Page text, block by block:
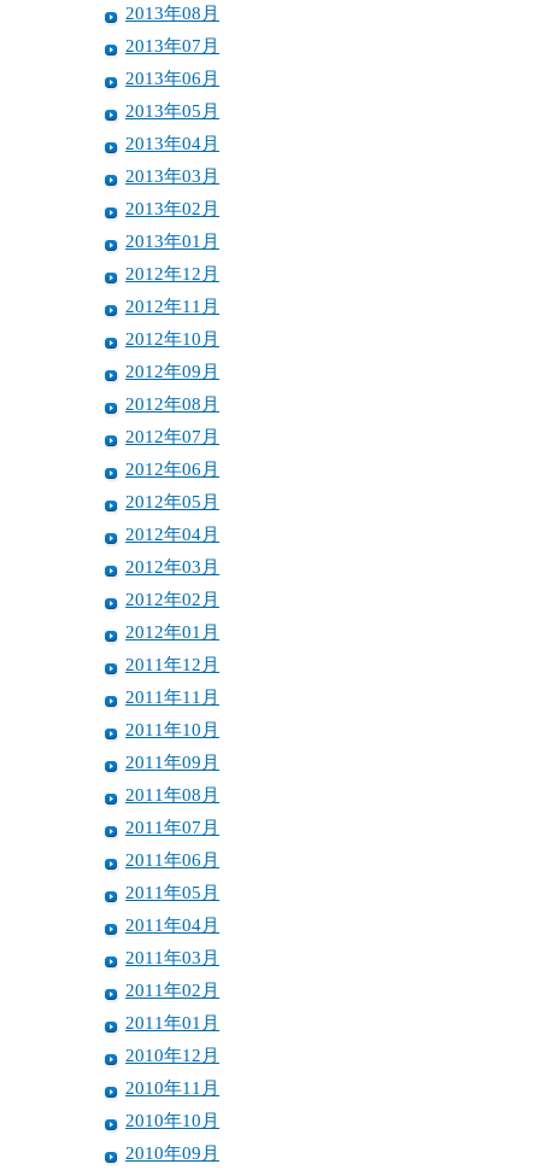
2013年08月
2013年07月
2013年06月
2013年05月
2013年04月
2013年03月
2013年02月
2013年01月
2012年12月
2012年11月
2012年10月
2012年09月
2012年08月
2012年07月
2012年06月
2012年05月
2012年04月
2012年03月
2012年02月
2012年01月
2011年12月
2011年11月
2011年10月
2011年09月
2011年08月
2011年07月
2011年06月
2011年05月
2011年04月
2011年03月
2011年02月
2011年01月
2010年12月
2010年11月
2010年10月
2010年09月